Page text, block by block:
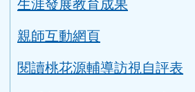
二手制服與學用品回收成果
課程計畫